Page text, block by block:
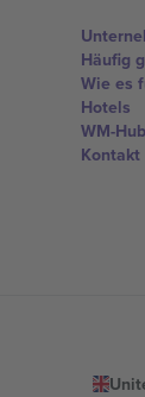
Häufig
Wie es
Hotels
WM-Hub
Kontakt